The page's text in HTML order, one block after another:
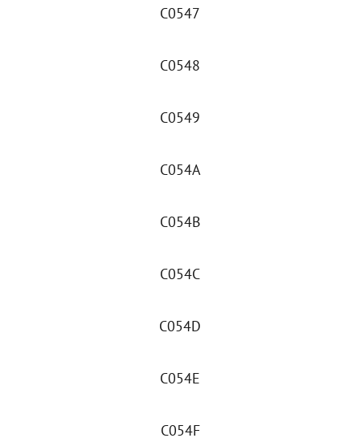
C0547
C0548
C0549
C054A
C054B
C054C
C054D
C054E
C054F